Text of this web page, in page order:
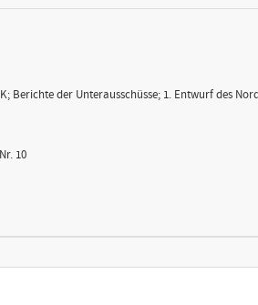
Berichte der Unterausschüsse; 1. Entwurf des
10